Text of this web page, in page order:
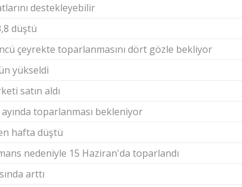
destekleyebilir
düştü
çeyrekte toparlanmasını dört gözle bekliyor
yükseldi
satın aldı
toparlanması bekleniyor
hafta düştü
nedeniyle 15 Haziran'da toparlandı
arttı